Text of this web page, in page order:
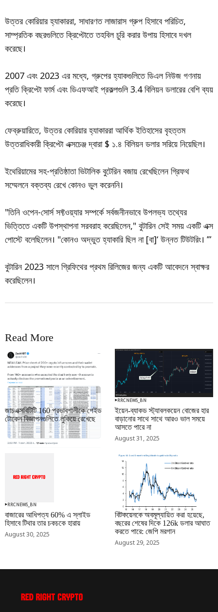
উত্তর কোরিয়ার হ্যাকাররা, সাধারণত লাজারাস গ্রুপ হিসাবে পরিচিত,
সাম্প্রতিক বছরগুলিতে ক্রিপ্টোতে তহবিল চুরি করার উপায় হিসাবে দখল
করেছে।
2007 এবং 2023 এর মধ্যে, গ্রুপের হ্যাকগুলিতে ডিএল নিউজ গণনায়
প্রতি ক্রিপ্টো ফার্ম এবং ডিএফআই প্রকল্পগুলি 3.4 বিলিয়ন ডলারের বেশি ব্যয়
করেছে।
ফেব্রুয়ারিতে, উত্তর কোরিয়ার হ্যাকাররা আর্থিক ইতিহাসের বৃহত্তম
উত্তরাধিকারী ক্রিপ্টো এক্সচেঞ্জ দ্বারা $ ১.৪ বিলিয়ন ডলার সরিয়ে নিয়েছিল।
ইথেরিয়ামের সহ-প্রতিষ্ঠাতা ভিটালিক বুটেরিন বজায় রেখেছিলেন গ্রিফথ
সম্মেলনে বক্তব্য রেখে কোনও ভুল করেননি।
"তিনি ওপেন-সোর্স সফ্টওয়্যার সম্পর্কে সর্বজনীনভাবে উপলভ্য তথ্যের
ভিত্তিতে একটি উপস্থাপনা সরবরাহ করেছিলেন," বুটারিন সেই সময় একটি এক্স
পোস্টে বলেছিলেন। "কোনও অদ্ভুত হ্যাকারি ছিল না [বা]‘ উন্নত টিউটরিং। ’”
বুটারিন 2023 সালে গ্রিফিথের প্রথম রিলিজের জন্য একটি আবেদনে স্বাক্ষর
করেছিলেন।
Read More
RRCNEWS_BN
জাচএক্সবিটিটি 160 প্রভাবশালীকে পেইড
টোকেন বিজ্ঞাপনগুলিতে লুকিয়ে রেখেছে
September 01, 2025
RRCNEWS_BN
ইয়েন-ব্যাকড স্ট্যাবলকয়েন বোজের হার
বাড়ানোর সাথে সাথে আরও ভাল সময়ে
আসতে পারে না
August 31, 2025
RRCNEWS_BN
বাজারের আধিপত্য 60% এ স্লাইড
হিসাবে টিথার তার চকচকে হারায়
August 30, 2025
RRCNEWS_BN
বিটকয়েনকে অবমূল্যায়িত করা হয়েছে,
বছরের শেষের দিকে 126k ডলার আঘাত
করতে পারে: জেপি মরগান
August 29, 2025